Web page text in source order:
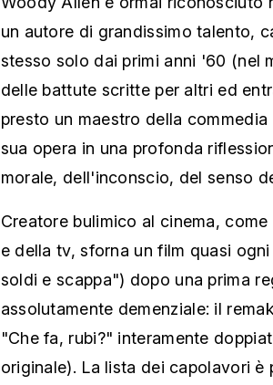
un autore di grandissimo talento,
stesso solo dai primi anni '60 (nel
delle battute scritte per altri ed
presto un maestro della
sua opera in una profonda
morale, dell'inconscio, del senso
Creatore bulimico al cinema,
e della tv, sforna un film quasi
soldi e scappa") dopo una prima
assolutamente demenziale: il
"Che fa, rubi?" interamente
originale). La lista dei capolavori